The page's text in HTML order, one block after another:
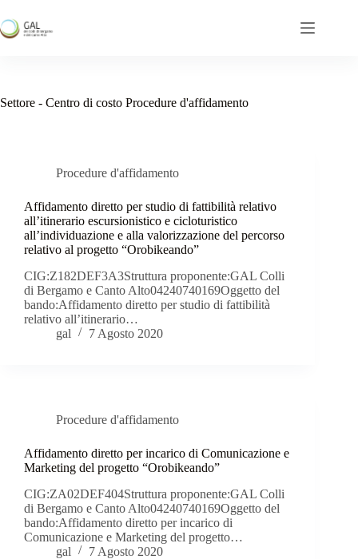
al
contenuto
Settore - Centro di costo Procedure d'affidamento
Procedure d'affidamento
Affidamento diretto per studio di fattibilità relativo
all’itinerario escursionistico e cicloturistico
all’individuazione e alla valorizzazione del percorso
relativo al progetto “Orobikeando”
CIG:Z182DEF3A3Struttura proponente:GAL Colli
di Bergamo e Canto Alto04240740169Oggetto del
bando:Affidamento diretto per studio di fattibilità
relativo all’itinerario…
gal
7 Agosto 2020
Procedure d'affidamento
Affidamento diretto per incarico di Comunicazione e
Marketing del progetto “Orobikeando”
CIG:ZA02DEF404Struttura proponente:GAL Colli
di Bergamo e Canto Alto04240740169Oggetto del
bando:Affidamento diretto per incarico di
Comunicazione e Marketing del progetto…
gal
7 Agosto 2020